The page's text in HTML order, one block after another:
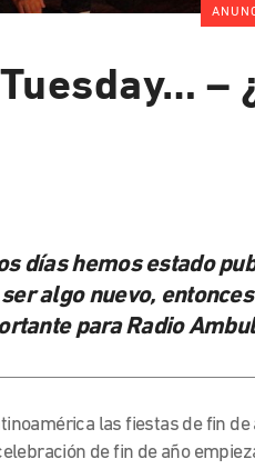
–
días hemos estado
algo nuevo,
para Radio
las fiestas de fin
de fin de año